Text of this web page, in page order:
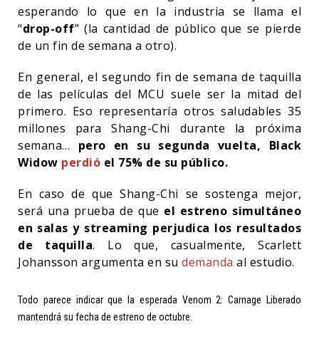
esperando lo que en la industria se llama el
“drop-off” (la cantidad de público que se pierde
de un fin de semana a otro).
En general, el segundo fin de semana de taquilla
de las películas del MCU suele ser la mitad del
primero. Eso representaría otros saludables 35
millones para Shang-Chi durante la próxima
semana… pero en su segunda vuelta, Black
Widow perdió el 75% de su público.
En caso de que Shang-Chi se sostenga mejor,
será una prueba de que el estreno simultáneo
en salas y streaming perjudica los resultados
de taquilla. Lo que, casualmente, Scarlett
Johansson argumenta en su demanda al estudio.
Todo parece indicar que la esperada Venom 2: Carnage Liberado
mantendrá su fecha de estreno de octubre.